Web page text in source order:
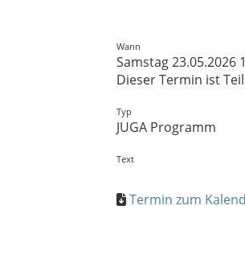
Wann
Samstag 23.05.2026
Dieser Termin ist
Typ
JUGA Programm
Text
Termin zum